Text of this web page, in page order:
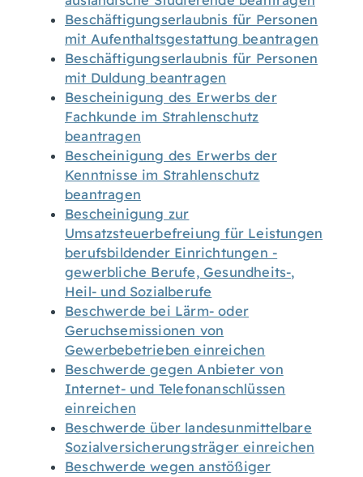
Beschäftigungserlaubnis für Personen
mit Aufenthaltsgestattung beantragen
Beschäftigungserlaubnis für Personen
mit Duldung beantragen
Bescheinigung des Erwerbs der
Fachkunde im Strahlenschutz
beantragen
Bescheinigung des Erwerbs der
Kenntnisse im Strahlenschutz
beantragen
Bescheinigung zur
Umsatzsteuerbefreiung für Leistungen
berufsbildender Einrichtungen -
gewerbliche Berufe, Gesundheits-,
Heil- und Sozialberufe
Beschwerde bei Lärm- oder
Geruchsemissionen von
Gewerbebetrieben einreichen
Beschwerde gegen Anbieter von
Internet- und Telefonanschlüssen
einreichen
Beschwerde über landesunmittelbare
Sozialversicherungsträger einreichen
Beschwerde wegen anstößiger